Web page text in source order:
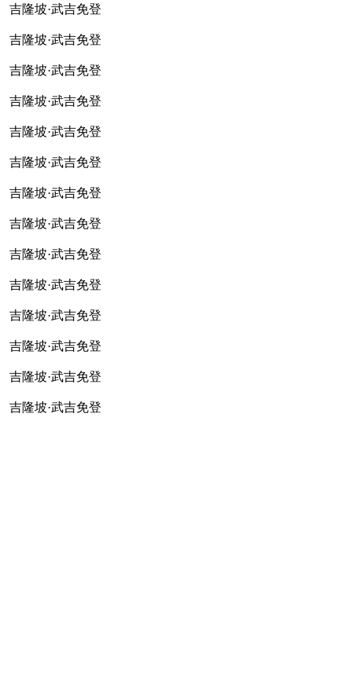
吉隆坡·武吉免登
吉隆坡·武吉免登
吉隆坡·武吉免登
吉隆坡·武吉免登
吉隆坡·武吉免登
吉隆坡·武吉免登
吉隆坡·武吉免登
吉隆坡·武吉免登
吉隆坡·武吉免登
吉隆坡·武吉免登
吉隆坡·武吉免登
吉隆坡·武吉免登
吉隆坡·武吉免登
吉隆坡·武吉免登